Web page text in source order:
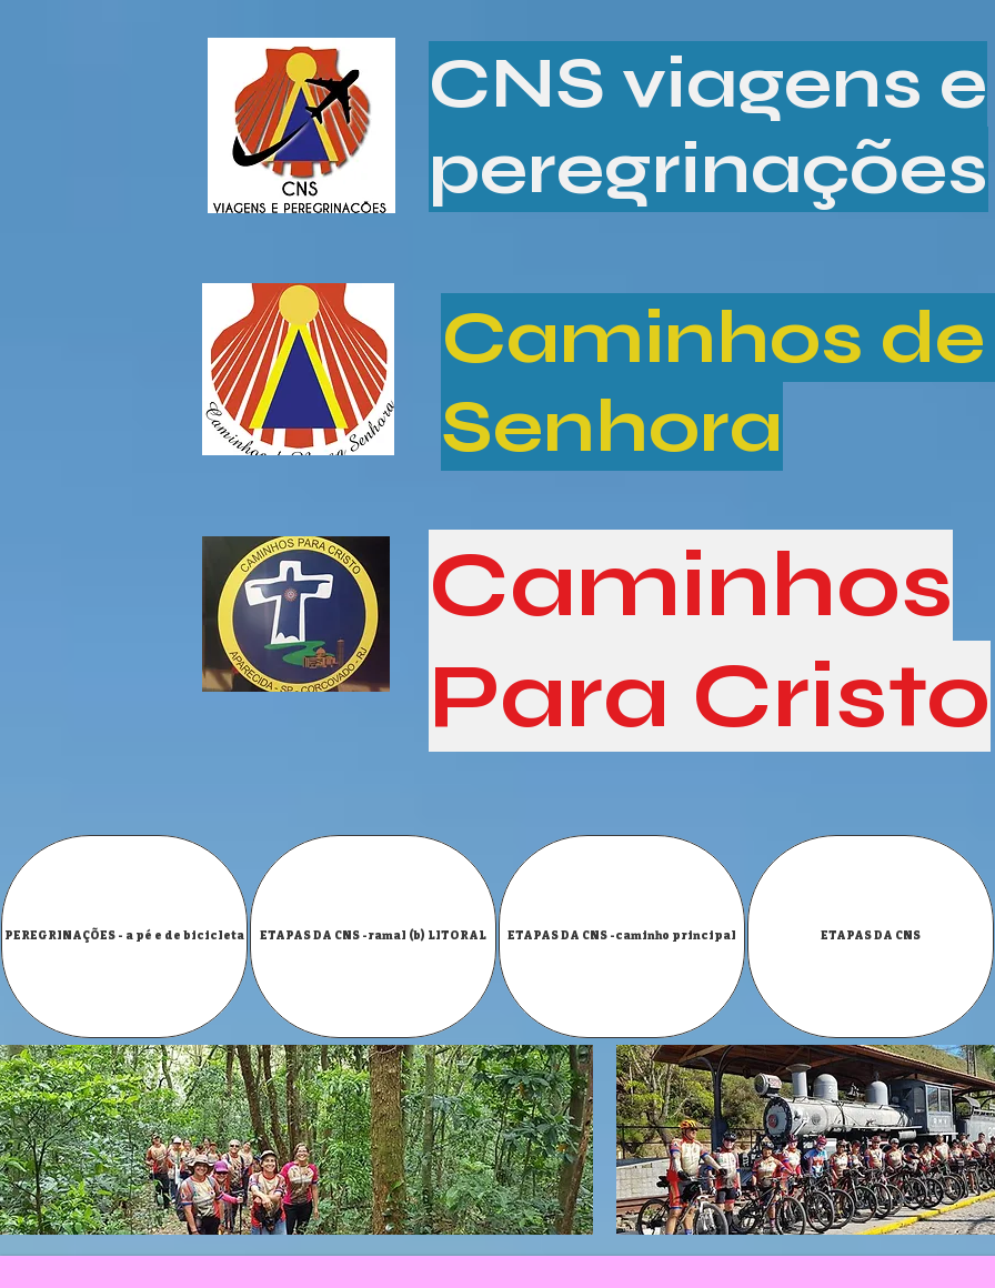
CNS viagens e
peregrinações
Caminhos
Senhora
Caminhos
Para Cristo
PEREGRINAÇÕES - a pé e de bicicleta ETAPAS DA CNS -ramal (b) LITORAL ETAPAS DA CNS -caminho principal ETAPAS DA CNS